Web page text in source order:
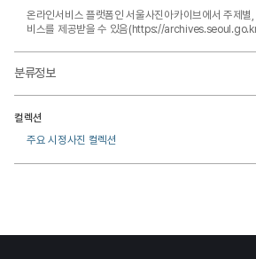
온라인서비스 플랫폼인 서울사진아카이브에서 주제별
비스를 제공받을 수 있음(https://
분류정보
컬렉션
주요 시정사진 컬렉션